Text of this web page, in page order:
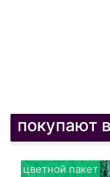
покупают
цветной пакет